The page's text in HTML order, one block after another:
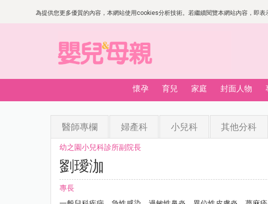
為提供您更多優質的內容，本網站使用cookies分析技術。若繼續閱覽本網站內容，即
懷孕 育兒 家庭 封面人物
醫師專欄 婦產科 小兒科 其他分科
幼之園小兒科診所副院長
劉璦泇
專長